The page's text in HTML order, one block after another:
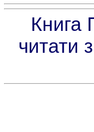
Книга
читати